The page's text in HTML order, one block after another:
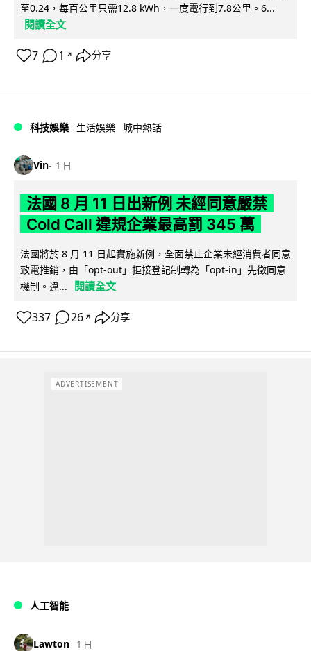
至0.24，每百公里只需12.8 kWh，一度電行到7.8公里。6...
閱讀全文
7 1 ↗ 分享
科技娛樂 生活娛樂 城中熱話
Vin 1 日
法國 8 月 11 日出新例 未經同意嚴禁
Cold Call 違規企業最高罰 345 萬
法國將於 8 月 11 日起實施新例，全面禁止企業未經消費者同意
致電推銷，由「opt-out」拒接登記制轉為「opt-in」先徵同意
機制。違...
閱讀全文
337 26 ↗ 分享
ADVERTISEMENT
人工智能
Lawton 1 日